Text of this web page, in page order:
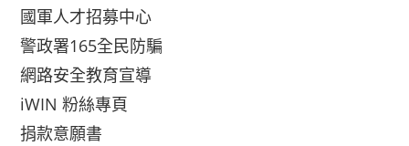
國軍人才招募中心
警政署165全民防騙
網路安全教育宣導
iWIN 粉絲專頁
捐款意願書